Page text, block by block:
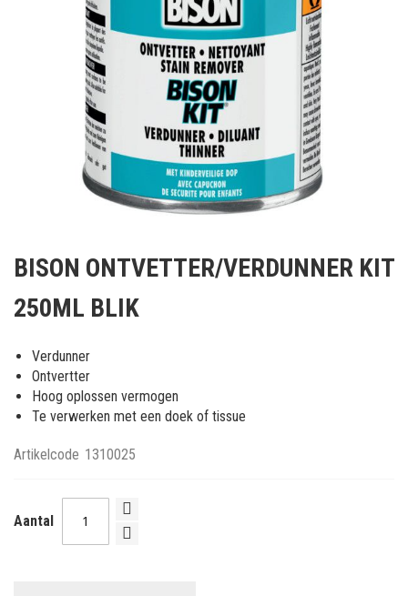
het
van
afbeeldingen-
gallerij
BISON ONTVETTER/VERDUNNER KIT
250ML BLIK
Verdunner
Ontvertter
Hoog oplossen vermogen
Te verwerken met een doek of tissue
Artikelcode 1310025
Aantal